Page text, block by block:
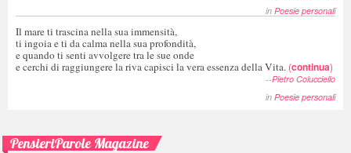
in Poesie personali
Il mare ti trascina nella sua immensità,
ti ingoia e ti da calma nella sua profondità,
e quando ti senti avvolgere tra le sue onde
e cerchi di raggiungere la riva capisci la vera essenza della Vita. (continua)
--Pietro Colucciello
in Poesie personali
PensieriParole Magazine